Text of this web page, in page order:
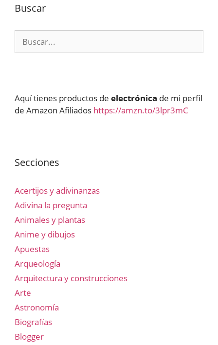
Buscar
Aquí tienes productos de electrónica de mi perfil
de Amazon Afiliados https://amzn.to/3lpr3mC
Secciones
Acertijos y adivinanzas
Adivina la pregunta
Animales y plantas
Anime y dibujos
Apuestas
Arqueología
Arquitectura y construcciones
Arte
Astronomía
Biografías
Blogger